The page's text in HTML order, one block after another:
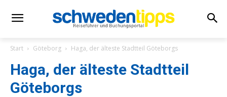
Start Göteborg Haga, der älteste Stadtteil Göteborgs
Haga, der älteste Stadtteil
Göteborgs